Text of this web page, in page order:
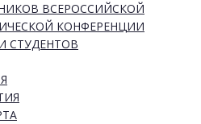
ВСЕРОССИЙСКОЙ
КОНФЕРЕНЦИИ
СТУДЕНТОВ